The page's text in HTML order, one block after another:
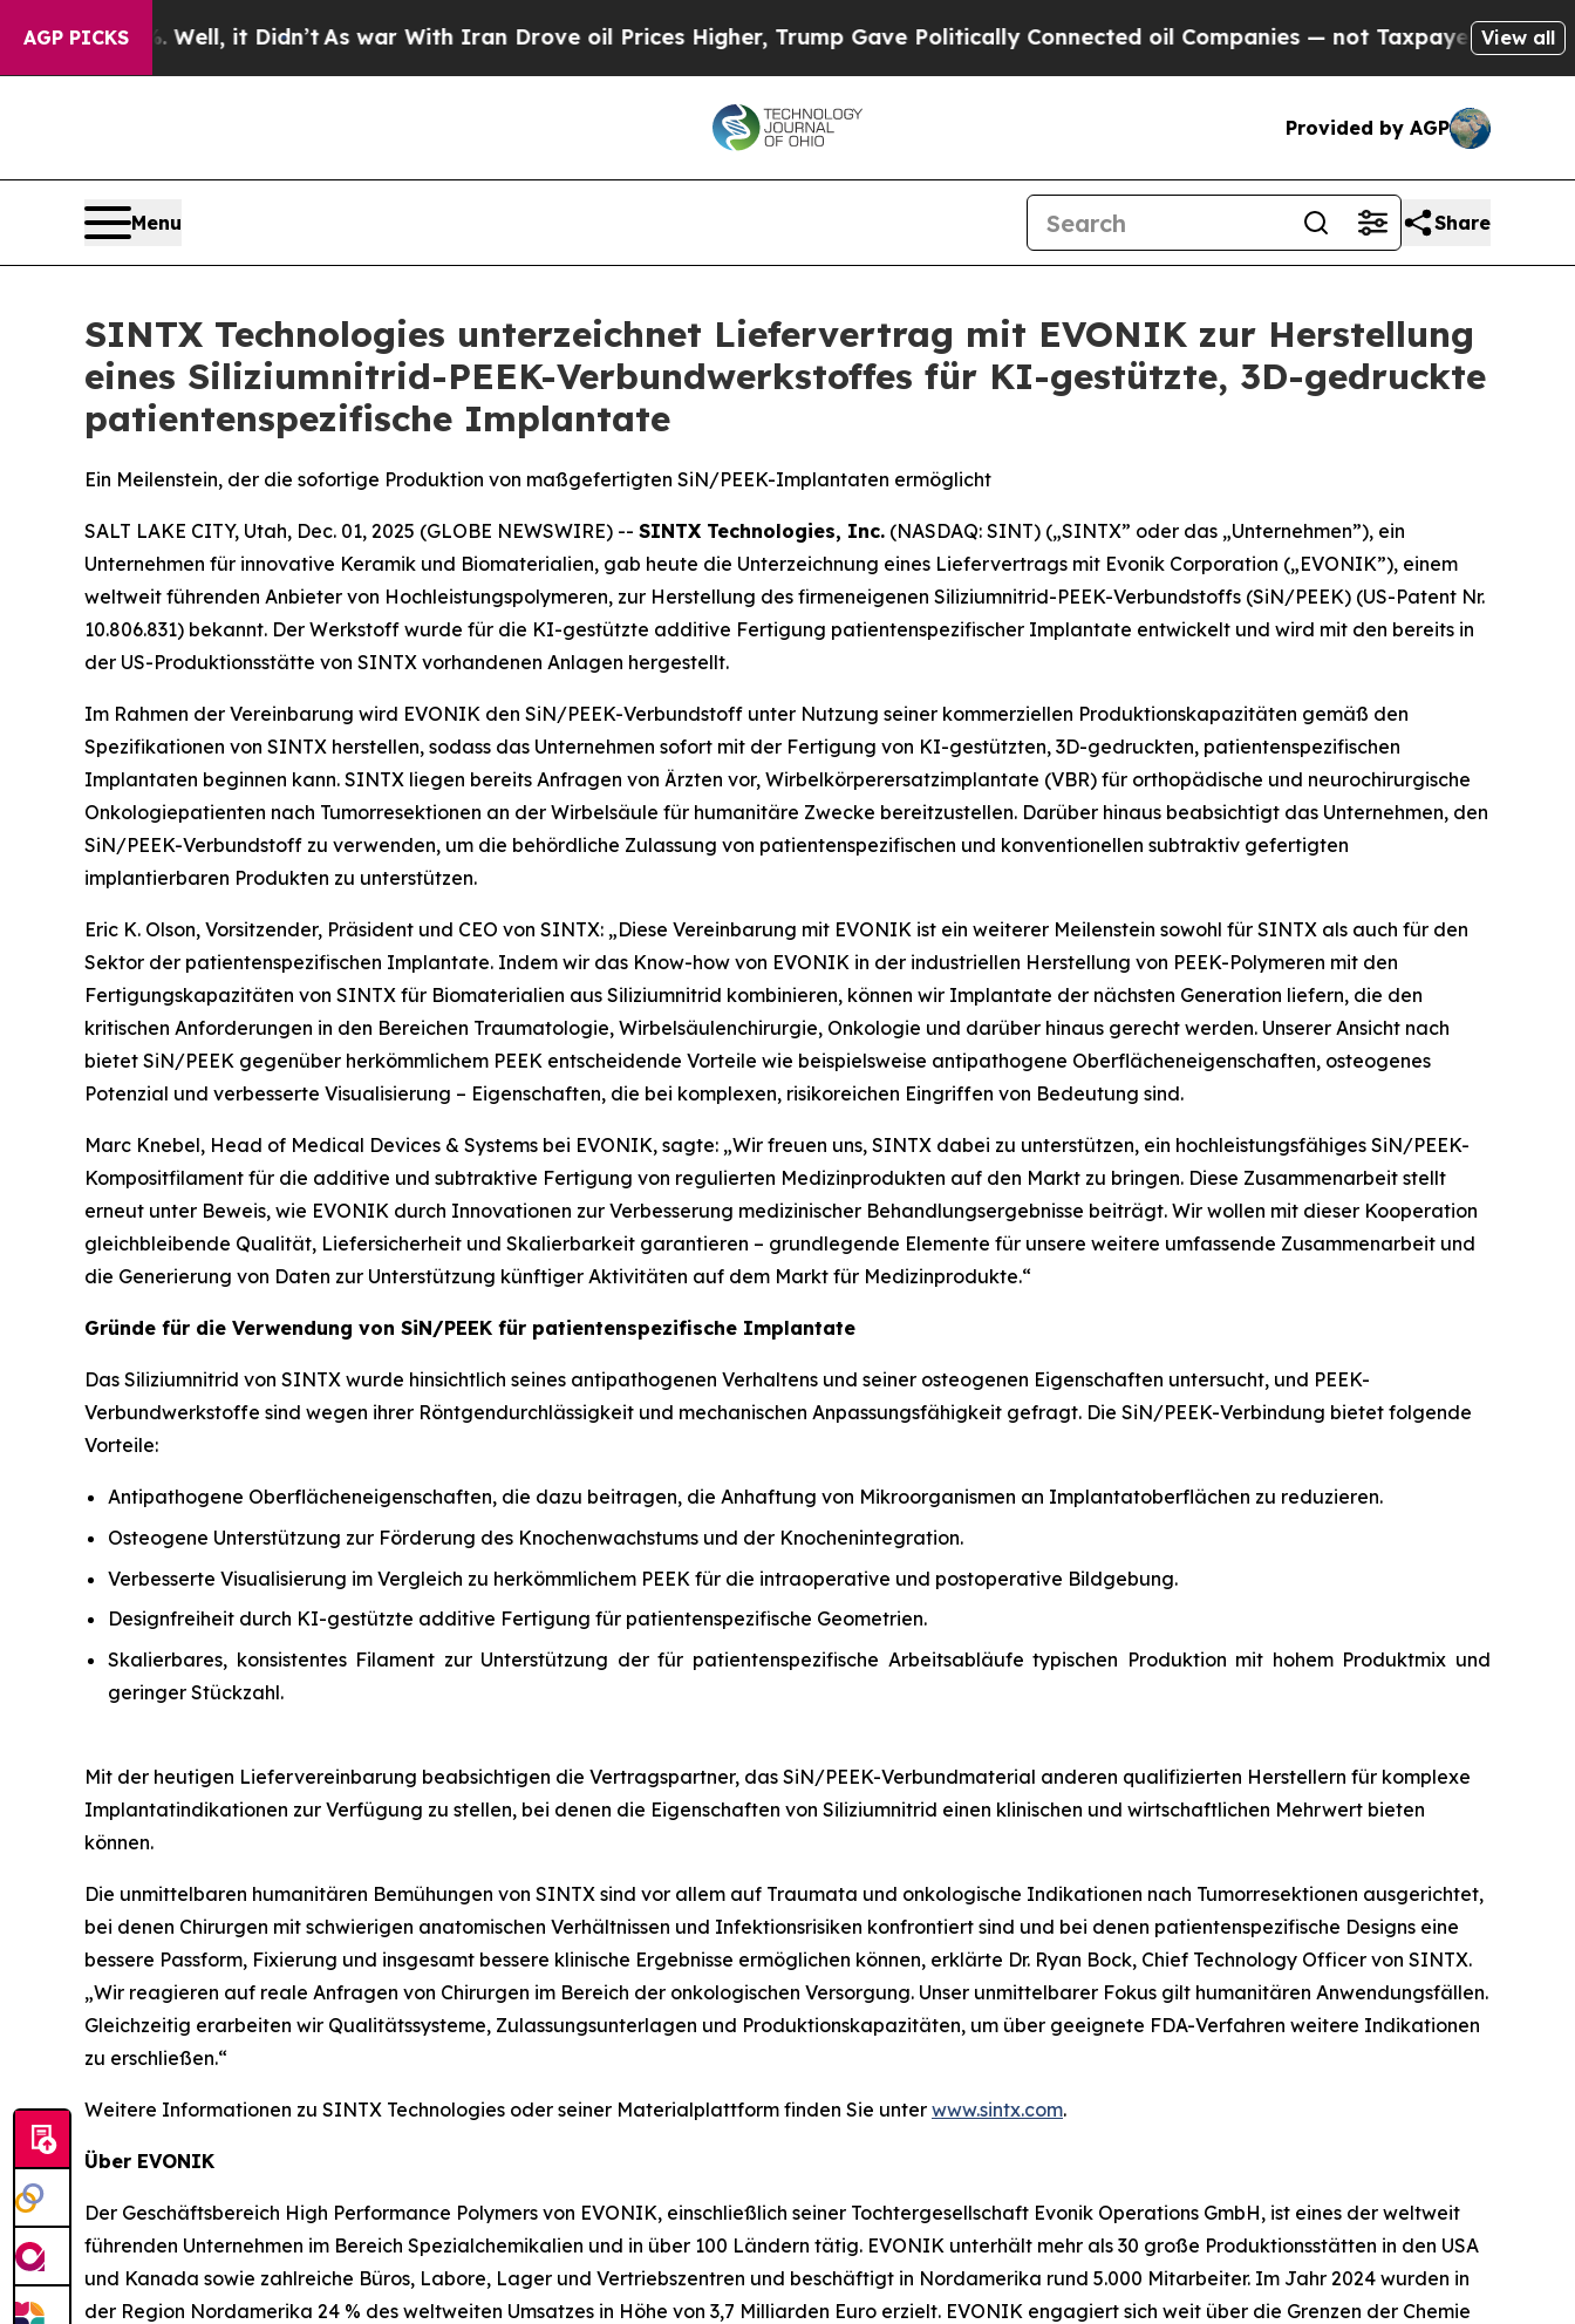
AGP PICKS
Well, it Didn’tAs war With Iran Drove oil Prices Higher, Trump Gave Politically Connected oil Companies — not Taxpayers — the Chance to
View all
Provided by AGP
Menu Share
SINTX Technologies unterzeichnet Liefervertrag mit EVONIK zur Herstellung
eines Siliziumnitrid-PEEK-Verbundwerkstoffes für KI-gestützte, 3D-gedruckte
patientenspezifische Implantate
Ein Meilenstein, der die sofortige Produktion von maßgefertigten SiN/PEEK-Implantaten ermöglicht
SALT LAKE CITY, Utah, Dec. 01, 2025 (GLOBE NEWSWIRE) -- SINTX Technologies, Inc. (NASDAQ: SINT) („SINTX” oder das „Unternehmen”), ein
Unternehmen für innovative Keramik und Biomaterialien, gab heute die Unterzeichnung eines Liefervertrags mit Evonik Corporation („EVONIK”), einem
weltweit führenden Anbieter von Hochleistungspolymeren, zur Herstellung des firmeneigenen Siliziumnitrid-PEEK-Verbundstoffs (SiN/PEEK) (US-Patent Nr.
10.806.831) bekannt. Der Werkstoff wurde für die KI-gestützte additive Fertigung patientenspezifischer Implantate entwickelt und wird mit den bereits in
der US-Produktionsstätte von SINTX vorhandenen Anlagen hergestellt.
Im Rahmen der Vereinbarung wird EVONIK den SiN/PEEK-Verbundstoff unter Nutzung seiner kommerziellen Produktionskapazitäten gemäß den
Spezifikationen von SINTX herstellen, sodass das Unternehmen sofort mit der Fertigung von KI-gestützten, 3D-gedruckten, patientenspezifischen
Implantaten beginnen kann. SINTX liegen bereits Anfragen von Ärzten vor, Wirbelkörperersatzimplantate (VBR) für orthopädische und neurochirurgische
Onkologiepatienten nach Tumorresektionen an der Wirbelsäule für humanitäre Zwecke bereitzustellen. Darüber hinaus beabsichtigt das Unternehmen, den
SiN/PEEK-Verbundstoff zu verwenden, um die behördliche Zulassung von patientenspezifischen und konventionellen subtraktiv gefertigten
implantierbaren Produkten zu unterstützen.
Eric K. Olson, Vorsitzender, Präsident und CEO von SINTX: „Diese Vereinbarung mit EVONIK ist ein weiterer Meilenstein sowohl für SINTX als auch für den
Sektor der patientenspezifischen Implantate. Indem wir das Know-how von EVONIK in der industriellen Herstellung von PEEK-Polymeren mit den
Fertigungskapazitäten von SINTX für Biomaterialien aus Siliziumnitrid kombinieren, können wir Implantate der nächsten Generation liefern, die den
kritischen Anforderungen in den Bereichen Traumatologie, Wirbelsäulenchirurgie, Onkologie und darüber hinaus gerecht werden. Unserer Ansicht nach
bietet SiN/PEEK gegenüber herkömmlichem PEEK entscheidende Vorteile wie beispielsweise antipathogene Oberflächeneigenschaften, osteogenes
Potenzial und verbesserte Visualisierung – Eigenschaften, die bei komplexen, risikoreichen Eingriffen von Bedeutung sind.
Marc Knebel, Head of Medical Devices & Systems bei EVONIK, sagte: „Wir freuen uns, SINTX dabei zu unterstützen, ein hochleistungsfähiges SiN/PEEK-
Kompositfilament für die additive und subtraktive Fertigung von regulierten Medizinprodukten auf den Markt zu bringen. Diese Zusammenarbeit stellt
erneut unter Beweis, wie EVONIK durch Innovationen zur Verbesserung medizinischer Behandlungsergebnisse beiträgt. Wir wollen mit dieser Kooperation
gleichbleibende Qualität, Liefersicherheit und Skalierbarkeit garantieren – grundlegende Elemente für unsere weitere umfassende Zusammenarbeit und
die Generierung von Daten zur Unterstützung künftiger Aktivitäten auf dem Markt für Medizinprodukte.“
Gründe für die Verwendung von SiN/PEEK für patientenspezifische Implantate
Das Siliziumnitrid von SINTX wurde hinsichtlich seines antipathogenen Verhaltens und seiner osteogenen Eigenschaften untersucht, und PEEK-
Verbundwerkstoffe sind wegen ihrer Röntgendurchlässigkeit und mechanischen Anpassungsfähigkeit gefragt. Die SiN/PEEK-Verbindung bietet folgende
Vorteile:
Antipathogene Oberflächeneigenschaften, die dazu beitragen, die Anhaftung von Mikroorganismen an Implantatoberflächen zu reduzieren.
Osteogene Unterstützung zur Förderung des Knochenwachstums und der Knochenintegration.
Verbesserte Visualisierung im Vergleich zu herkömmlichem PEEK für die intraoperative und postoperative Bildgebung.
Designfreiheit durch KI-gestützte additive Fertigung für patientenspezifische Geometrien.
Skalierbares, konsistentes Filament zur Unterstützung der für patientenspezifische Arbeitsabläufe typischen Produktion mit hohem Produktmix und
geringer Stückzahl.
Mit der heutigen Liefervereinbarung beabsichtigen die Vertragspartner, das SiN/PEEK-Verbundmaterial anderen qualifizierten Herstellern für komplexe
Implantatindikationen zur Verfügung zu stellen, bei denen die Eigenschaften von Siliziumnitrid einen klinischen und wirtschaftlichen Mehrwert bieten
können.
Die unmittelbaren humanitären Bemühungen von SINTX sind vor allem auf Traumata und onkologische Indikationen nach Tumorresektionen ausgerichtet,
bei denen Chirurgen mit schwierigen anatomischen Verhältnissen und Infektionsrisiken konfrontiert sind und bei denen patientenspezifische Designs eine
bessere Passform, Fixierung und insgesamt bessere klinische Ergebnisse ermöglichen können, erklärte Dr. Ryan Bock, Chief Technology Officer von SINTX.
„Wir reagieren auf reale Anfragen von Chirurgen im Bereich der onkologischen Versorgung. Unser unmittelbarer Fokus gilt humanitären Anwendungsfällen.
Gleichzeitig erarbeiten wir Qualitätssysteme, Zulassungsunterlagen und Produktionskapazitäten, um über geeignete FDA-Verfahren weitere Indikationen
zu erschließen.“
Weitere Informationen zu SINTX Technologies oder seiner Materialplattform finden Sie unter www.sintx.com.
Über EVONIK
Der Geschäftsbereich High Performance Polymers von EVONIK, einschließlich seiner Tochtergesellschaft Evonik Operations GmbH, ist eines der weltweit
führenden Unternehmen im Bereich Spezialchemikalien und in über 100 Ländern tätig. EVONIK unterhält mehr als 30 große Produktionsstätten in den USA
und Kanada sowie zahlreiche Büros, Labore, Lager und Vertriebszentren und beschäftigt in Nordamerika rund 5.000 Mitarbeiter. Im Jahr 2024 wurden in
der Region Nordamerika 24 % des weltweiten Umsatzes in Höhe von 3,7 Milliarden Euro erzielt. EVONIK engagiert sich weit über die Grenzen der Chemie